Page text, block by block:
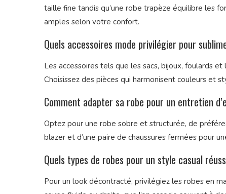
taille fine tandis qu’une robe trapèze équilibre les
amples selon votre confort.
Quels accessoires mode privilégier pour
Les accessoires tels que les sacs, bijoux, foulards
Choisissez des pièces qui harmonisent couleurs et
Comment adapter sa robe pour un entretien
Optez pour une robe sobre et structurée, de
blazer et d’une paire de chaussures fermées pour
Quels types de robes pour un style casual
Pour un look décontracté, privilégiez les robes en